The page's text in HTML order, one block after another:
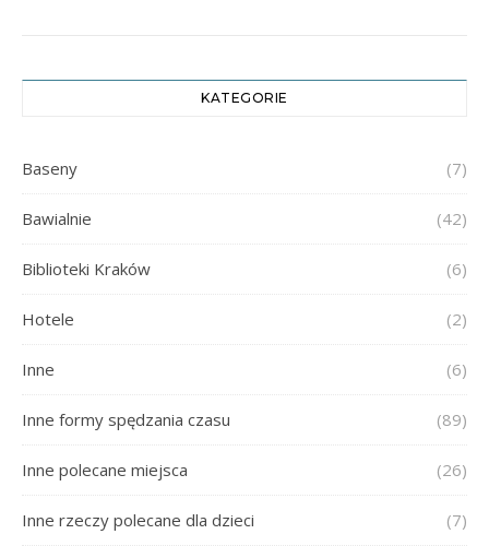
KATEGORIE
Baseny (7)
Bawialnie (42)
Biblioteki Kraków (6)
Hotele (2)
Inne (6)
Inne formy spędzania czasu (89)
Inne polecane miejsca (26)
Inne rzeczy polecane dla dzieci (7)